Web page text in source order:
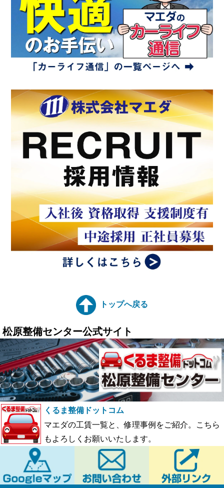
トップへ戻る
松原整備センター公式サイト
くるま整備ドットコム
マエダの工賃一覧と、修理事例をご紹介。こちら
もよろしくお願いいたします。